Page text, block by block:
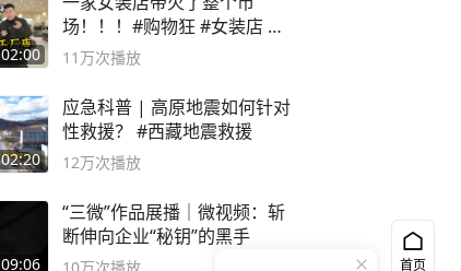
02:00
场！！！#购物狂 #女装店 #
高品质女装
11万次播放
02:20
应急科普 | 高原地震如何针对
性救援？ #西藏地震救援
12万次播放
09:06
“三微”作品展播｜微视频：斩
断伸向企业“秘钥”的黑手
首页